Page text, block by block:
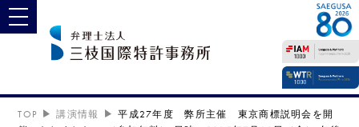
toggle navigation
TOP 講演情報
平成27年度 弊所主催 東京商標説明会を開